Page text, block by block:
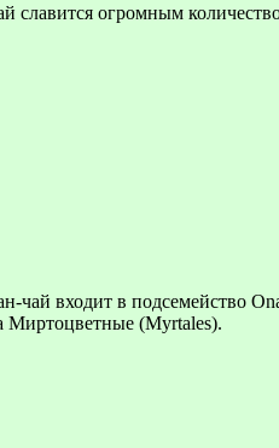
славится огромным
чай входит в подсемейство
Миртоцветные (Myrtales).